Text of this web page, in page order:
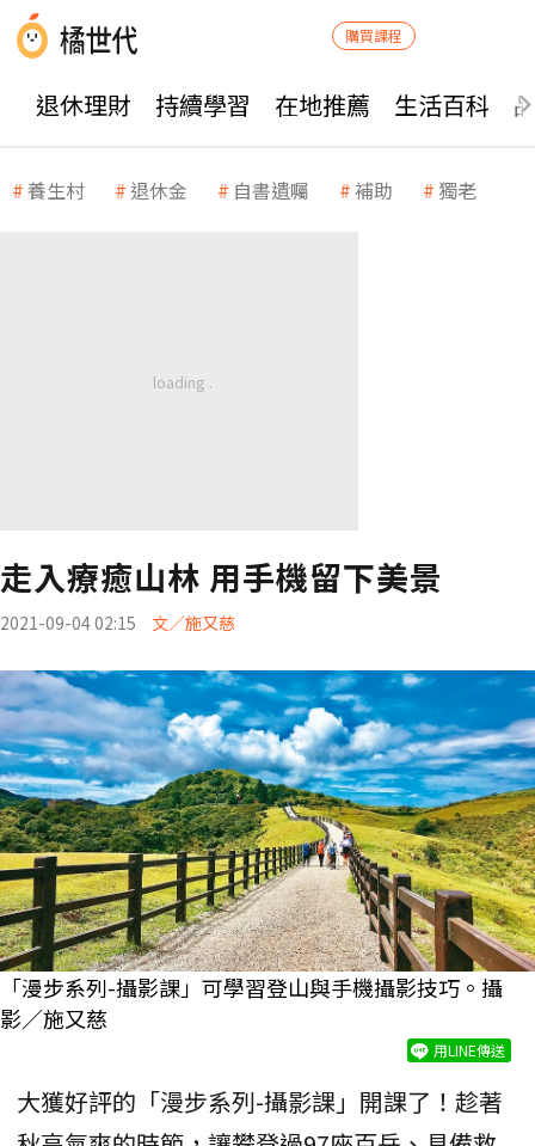
購買課程
退休理財 持續學習 在地推薦 生活百科
養生村 退休金 自書遺囑 補助 獨老
走入療癒山林 用手機留下美景
2021-09-04 02:15 文／施又慈
「漫步系列-攝影課」可學習登山與手機攝影技巧。攝
影／施又慈
用LINE傳送
大獲好評的「漫步系列-攝影課」開課了！趁著